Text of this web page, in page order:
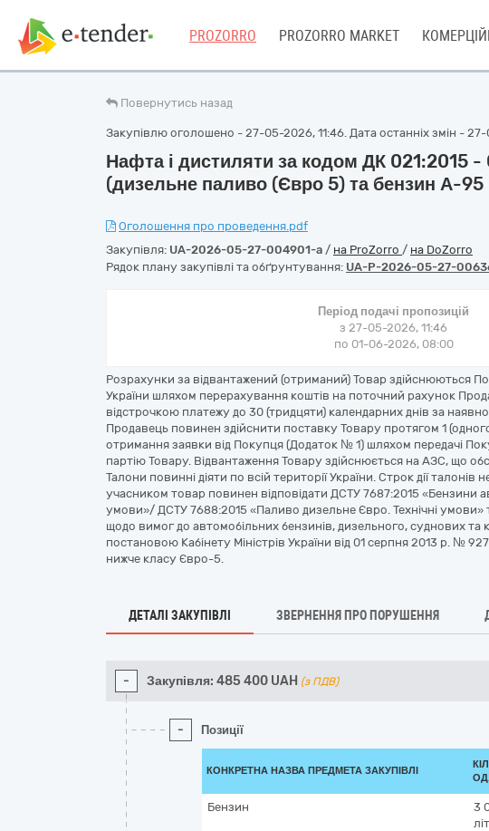
PROZORRO PROZORRO MARKET
Повернутись назад
Закупівлю оголошено - 27-05-2026, 11:46. Дата останніх змін -
Нафта і дистиляти за кодом ДК 021:2015
(дизельне паливо (Євро 5) та бензин А-
Оголошення про проведення.pdf
Закупівля: UA-2026-05-27-004901-a / на ProZorro / на DoZorro
Рядок плану закупівлі та обґрунтування: UA-P-2026-05-27-
Період подачі пропозицій
з 27-05-2026, 11:46
по 01-06-2026, 08:00
Розрахунки за відвантажений (отриманий) Товар здійснюються
України шляхом перерахування коштів на поточний рахунок
відстрочкою платежу до 30 (тридцяти) календарних днів за
Продавець повинен здійснити поставку Товару протягом 1
отримання заявки від Покупця (Додаток № 1) шляхом передачі
партію Товару. Відвантаження Товару здійснюється на АЗС, що
Талони повинні діяти по всій території України. Строк дії
учасником товар повинен відповідати ДСТУ 7687:2015 «Бензини
умови»/ ДСТУ 7688:2015 «Паливо дизельне Євро. Технічні умови»
щодо вимог до автомобільних бензинів, дизельного, суднових та
постановою Кабінету Міністрів України від 01 серпня 2013 р. №
нижче класу Євро-5.
ДЕТАЛІ ЗАКУПІВЛІ ЗВЕРНЕННЯ ПРО ПОРУШЕННЯ
- Закупівля: 485 400 UAH (з ПДВ)
- Позиції
КОНКРЕТНА НАЗВА ПРЕДМЕТА ЗАКУПІВЛІ
Бензин
3